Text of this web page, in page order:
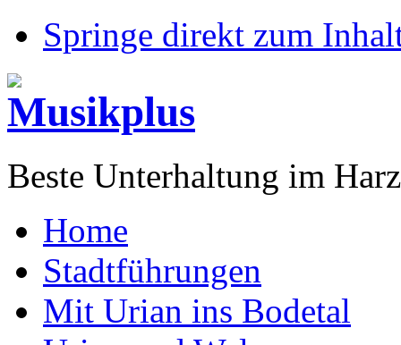
Springe direkt zum
Beste Unterhaltung im Harz
Home
Stadtführungen
Mit Urian ins Bodetal